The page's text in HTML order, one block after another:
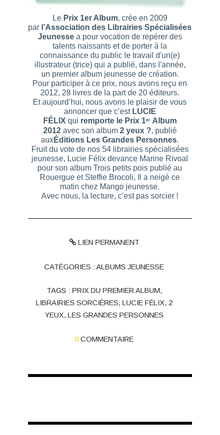
Le Prix 1er Album, crée en 2009
par l’Association des Librairies Spécialisées
Jeunessea pour vocation de repérer des
talents naissants et de porter à la
connaissance du public le travail d'un(e)
illustrateur (trice) qui a publié, dans l'année,
un premier album jeunesse de création.
Pour participer à ce prix, nous avons reçu en
2012, 28 livres de la part de 20 éditeurs.
Et aujourd’hui, nous avons le plaisir de vous
annoncer que c’est LUCIE
FÉLIX qui remporte le Prix 1erAlbum
2012avec son album 2 yeux ?, publié
auxÉditions Les Grandes Personnes.
Fruit du vote de nos 54 librairies spécialisées
jeunesse, Lucie Félix devance Marine Rivoal
pour son albumTrois petits pois publié au
Rouergue et Steffie Brocoli,
Il a neigé ce
matinchez Mango jeunesse.
Avec nous, la lecture, c’est pas sorcier !
LIEN PERMANENT
CATÉGORIES :ALBUMS JEUNESSE
TAGS : PRIX DU PREMIER ALBUM,
LIBRAIRIES SORCIÈRES,LUCIE FÉLIX, 2
YEUX,LES GRANDES PERSONNES
0 COMMENTAIRE